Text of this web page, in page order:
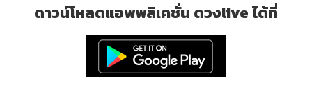
ดาวน์โหลดแอพพลิเคชั่น ดวงlive ได้ที่